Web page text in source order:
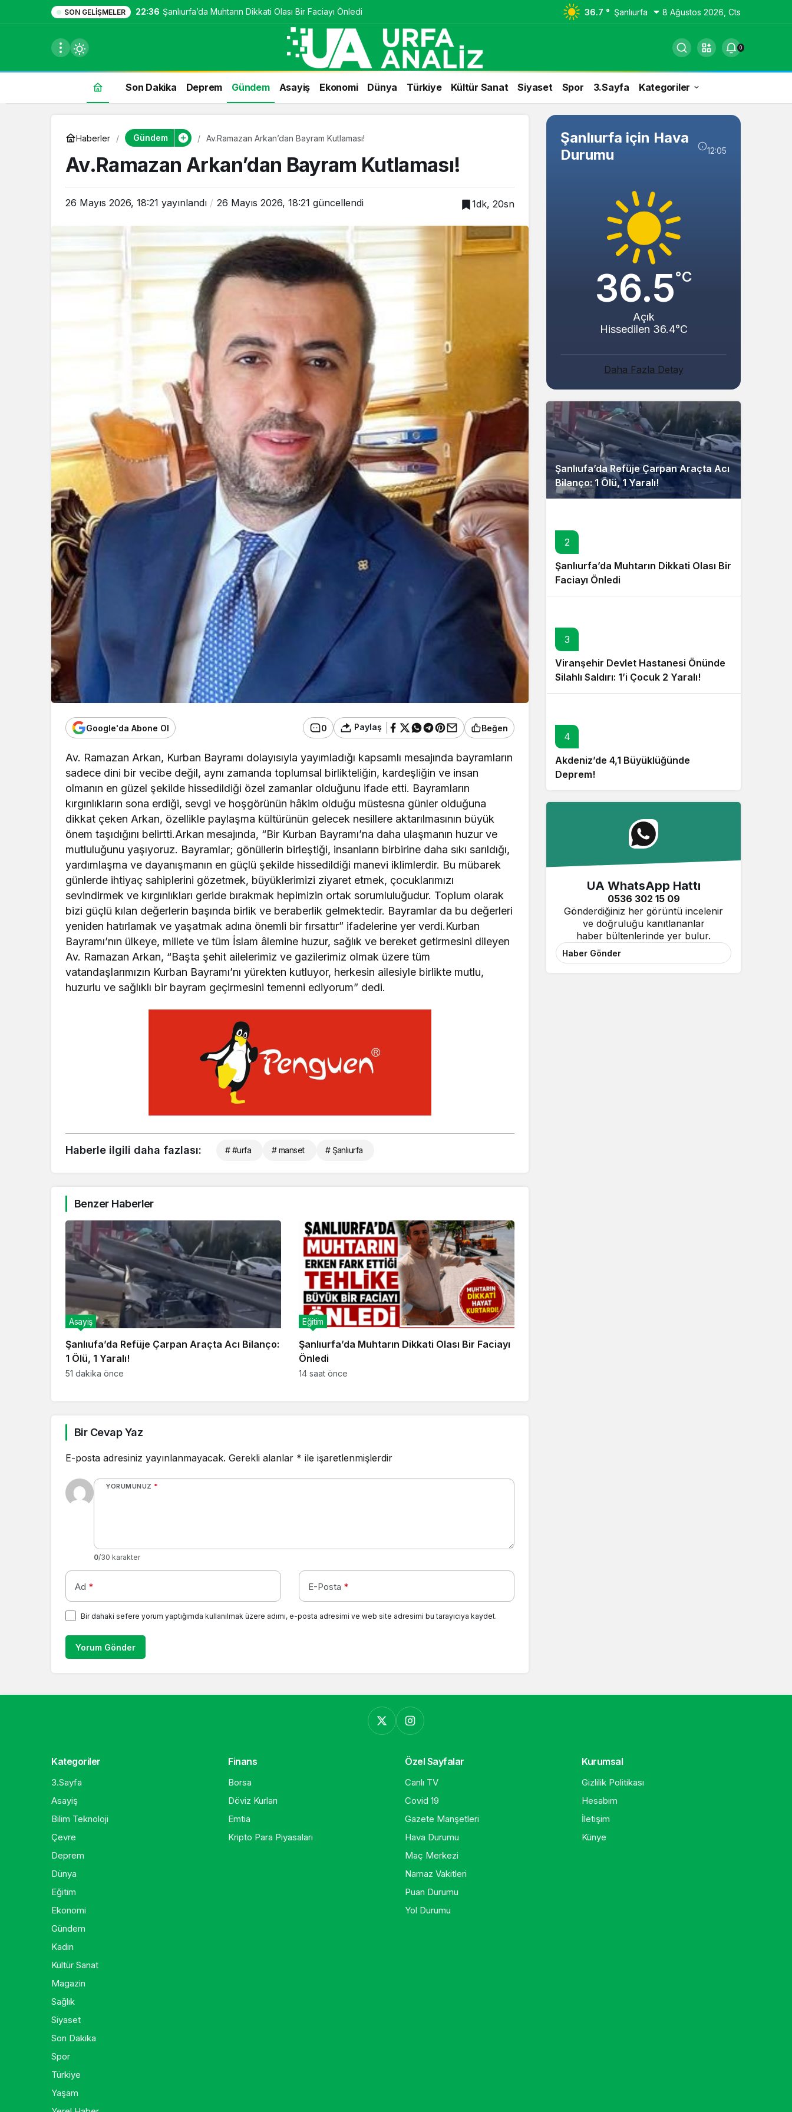
SON GELIŞMELER 22:36 Şanlıurfa’da Muhtarın Dikkati Olası Bir Faciayı Önledi 36.7 ° Şanlıurfa 8 Ağustos 2026, Cts
0
Son Dakika Deprem Gündem Asayiş Ekonomi Dünya Türkiye Kültür Sanat Siyaset Spor 3.Sayfa Kategoriler
Haberler Gündem Av.Ramazan Arkan’dan Bayram Kutlaması!
Av.Ramazan Arkan’dan Bayram Kutlaması!
26 Mayıs 2026, 18:21 yayınlandı 26 Mayıs 2026, 18:21 güncellendi 1dk, 20sn
Google'da Abone Ol 0 Paylaş Beğen
Av. Ramazan Arkan, Kurban Bayramı dolayısıyla yayımladığı kapsamlı mesajında bayramların
sadece dini bir vecibe değil, aynı zamanda toplumsal birlikteliğin, kardeşliğin ve insan
olmanın en güzel şekilde hissedildiği özel zamanlar olduğunu ifade etti. Bayramların
kırgınlıkların sona erdiği, sevgi ve hoşgörünün hâkim olduğu müstesna günler olduğuna
dikkat çeken Arkan, özellikle paylaşma kültürünün gelecek nesillere aktarılmasının büyük
önem taşıdığını belirtti.Arkan mesajında, “Bir Kurban Bayramı’na daha ulaşmanın huzur ve
mutluluğunu yaşıyoruz. Bayramlar; gönüllerin birleştiği, insanların birbirine daha sıkı sarıldığı,
yardımlaşma ve dayanışmanın en güçlü şekilde hissedildiği manevi iklimlerdir. Bu mübarek
günlerde ihtiyaç sahiplerini gözetmek, büyüklerimizi ziyaret etmek, çocuklarımızı
sevindirmek ve kırgınlıkları geride bırakmak hepimizin ortak sorumluluğudur. Toplum olarak
bizi güçlü kılan değerlerin başında birlik ve beraberlik gelmektedir. Bayramlar da bu değerleri
yeniden hatırlamak ve yaşatmak adına önemli bir fırsattır” ifadelerine yer verdi.Kurban
Bayramı’nın ülkeye, millete ve tüm İslam âlemine huzur, sağlık ve bereket getirmesini dileyen
Av. Ramazan Arkan, “Başta şehit ailelerimiz ve gazilerimiz olmak üzere tüm
vatandaşlarımızın Kurban Bayramı’nı yürekten kutluyor, herkesin ailesiyle birlikte mutlu,
huzurlu ve sağlıklı bir bayram geçirmesini temenni ediyorum” dedi.
Haberle ilgili daha fazlası: # #urfa # manset # Şanlıurfa
Benzer Haberler
Şanlıufa’da Refüje Çarpan Araçta Acı Bilanço:
1 Ölü, 1 Yaralı!
Asayiş
51 dakika önce
Şanlıurfa’da Muhtarın Dikkati Olası Bir Faciayı
Önledi
Eğitim
14 saat önce
Bir Cevap Yaz
E-posta adresiniz yayınlanmayacak. Gerekli alanlar * ile işaretlenmişlerdir
YORUMUNUZ *
0/30 karakter
Ad * E-Posta *
Bir dahaki sefere yorum yaptığımda kullanılmak üzere adımı, e-posta adresimi ve web site adresimi bu tarayıcıya kaydet.
Yorum Gönder
Şanlıurfa için Hava
Durumu
12:05
36.5°C
Açık
Hissedilen 36.4°C
Daha Fazla Detay
Şanlıufa’da Refüje Çarpan Araçta Acı
Bilanço: 1 Ölü, 1 Yaralı!
2
Şanlıurfa’da Muhtarın Dikkati Olası Bir
Faciayı Önledi
3
Viranşehir Devlet Hastanesi Önünde
Silahlı Saldırı: 1’i Çocuk 2 Yaralı!
4
Akdeniz’de 4,1 Büyüklüğünde
Deprem!
UA WhatsApp Hattı
0536 302 15 09
Gönderdiğiniz her görüntü incelenir
ve doğruluğu kanıtlananlar
haber bültenlerinde yer bulur.
Haber Gönder
Kategoriler
3.Sayfa
Asayiş
Bilim Teknoloji
Çevre
Deprem
Dünya
Eğitim
Ekonomi
Gündem
Kadın
Kültür Sanat
Magazin
Sağlık
Siyaset
Son Dakika
Spor
Türkiye
Yaşam
Finans
Borsa
Döviz Kurları
Emtia
Kripto Para Piyasaları
Özel Sayfalar
Canlı TV
Covid 19
Gazete Manşetleri
Hava Durumu
Maç Merkezi
Namaz Vakitleri
Puan Durumu
Yol Durumu
Kurumsal
Gizlilik Politikası
Hesabım
İletişim
Künye